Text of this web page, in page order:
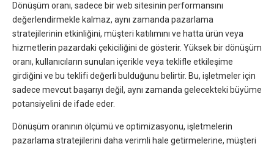
Dönüşüm oranı, sadece bir web sitesinin performansını
değerlendirmekle kalmaz, aynı zamanda pazarlama
stratejilerinin etkinliğini, müşteri katılımını ve hatta ürün veya
hizmetlerin pazardaki çekiciliğini de gösterir. Yüksek bir dönüşüm
oranı, kullanıcıların sunulan içerikle veya teklifle etkileşime
girdiğini ve bu teklifi değerli bulduğunu belirtir. Bu, işletmeler için
sadece mevcut başarıyı değil, aynı zamanda gelecekteki büyüme
potansiyelini de ifade eder.
Dönüşüm oranının ölçümü ve optimizasyonu, işletmelerin
pazarlama stratejilerini daha verimli hale getirmelerine, müşteri